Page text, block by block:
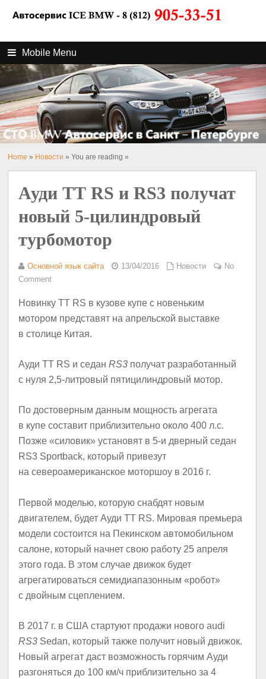
Mobile Menu
Home » Новости » You are reading »
Ауди TT RS и RS3 получат
новый 5-цилиндровый
турбомотор
Основной язык сайта 13/04/2016 Новости
No
Comment
Новинку TT RS в кузове купе с новеньким
мотором представят на апрельской выставке
в столице Китая.
Ауди TT RS и седанRS3 получат разработанный
с нуля 2,5-литровый пятицилиндровый мотор.
По достоверным данным мощность агрегата
в купе составит приблизительно около 400 л.с.
Позже «силовик» установят в 5-и дверный седан
RS3 Sportback, который привезут
на североамериканское моторшоу в 2016 г.
Первой моделью, которую снабдят новым
двигателем, будет Ауди TT RS. Мировая премьера
модели состоится на Пекинском автомобильном
салоне, который начнет свою работу 25 апреля
этого года. В этом случае движок будет
агрегатироваться семидиапазонным «робот»
с двойным сцеплением.
В 2017 г. в США стартуют продажи нового audi
RS3 Sedan, который также получит новый движок.
Новый агрегат даст возможность горячим Ауди
разгоняться до 100 км/ч приблизительно за 4